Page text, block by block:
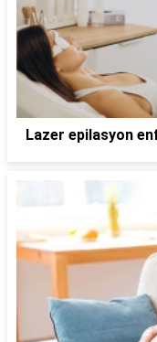
Lazer epilasyon